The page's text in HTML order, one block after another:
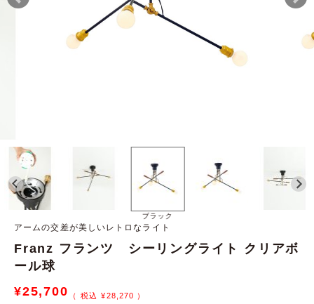
ブラック
アームの交差が美しいレトロなライト
Franz フランツ シーリングライト クリアボ
ール球
¥25,700 ¥28,270